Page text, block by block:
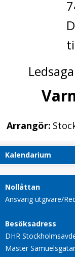
Arrangör:
Kalendarium
Nollåttan
Ansvarig utgivare/
Besöksadress
DHR
Mäster